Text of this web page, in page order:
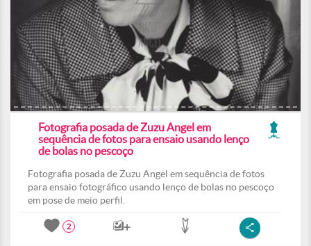
Fotografia posada de Zuzu Angel em
sequência de fotos para ensaio usando lenço
de bolas no pescoço
Fotografia posada de Zuzu Angel em sequência de fotos
para ensaio fotográfico usando lenço de bolas no pescoço
em pose de meio perfil.
2